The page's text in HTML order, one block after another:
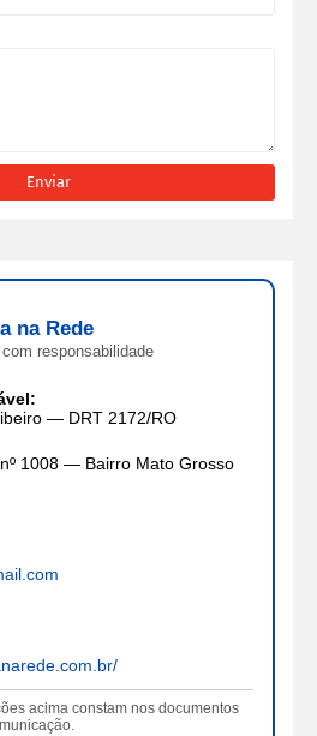
na Rede
com responsabilidade
— DRT 2172/RO
1008 — Bairro Mato Grosso
acima constam nos documentos